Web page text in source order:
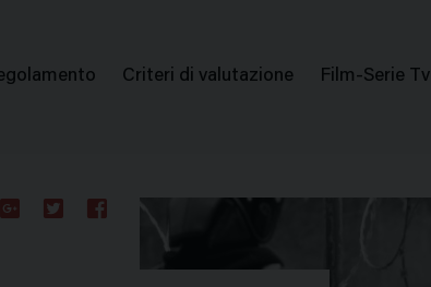
Criteri di valutazione Film-Serie Tv